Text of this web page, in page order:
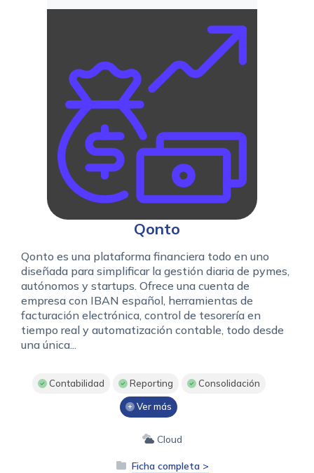
Qonto
Qonto es una plataforma financiera todo en uno
diseñada para simplificar la gestión diaria de pymes,
autónomos y startups. Ofrece una cuenta de
empresa con IBAN español, herramientas de
facturación electrónica, control de tesorería en
tiempo real y automatización contable, todo desde
una única...
Contabilidad Reporting Consolidación
Ver más
Cloud
Ficha completa >